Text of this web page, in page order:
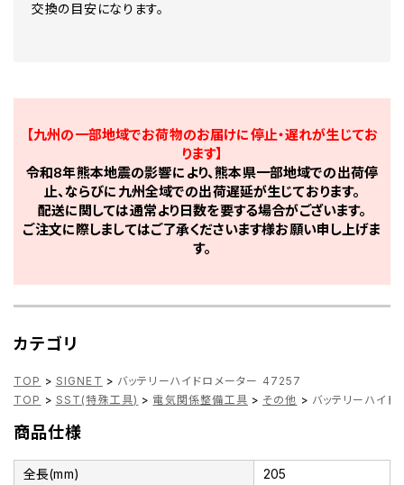
交換の目安になります。
【九州の一部地域でお荷物のお届けに停止・遅れが生じてお
ります】
令和8年熊本地震の影響により、熊本県一部地域での出荷停
止、ならびに九州全域での出荷遅延が生じております。
配送に関しては通常より日数を要する場合がございます。
ご注文に際しましてはご了承くださいます様お願い申し上げま
す。
カテゴリ
TOP > SIGNET > バッテリーハイドロメーター 47257
TOP > SST(特殊工具) > 電気関係整備工具 > その他 > バッテリーハイ
商品仕様
全長(mm) 205